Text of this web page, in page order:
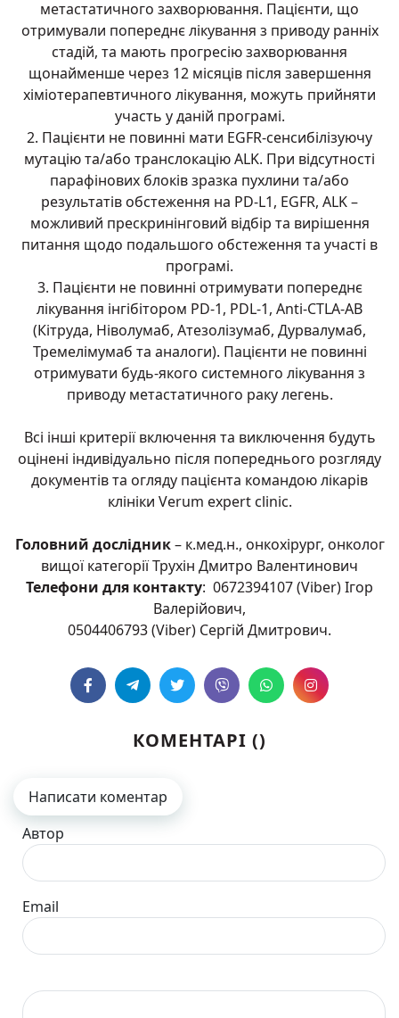
метастатичного захворювання. Пацієнти, що
отримували попереднє лікування з приводу ранніх
стадій, та мають прогресію захворювання
щонайменше через 12 місяців після завершення
хіміотерапевтичного лікування, можуть прийняти
участь у даній програмі.
2. Пацієнти не повинні мати EGFR-сенсибілізуючу
мутацію та/або транслокацію ALK. При відсутності
парафінових блоків зразка пухлини та/або
результатів обстеження на PD-L1, EGFR, ALK –
можливий прескринінговий відбір та вирішення
питання щодо подальшого обстеження та участі в
програмі.
3. Пацієнти не повинні отримувати попереднє
лікування інгібітором PD-1, PDL-1, Anti-CTLA-AB
(Кітруда, Ніволумаб, Атезолізумаб, Дурвалумаб,
Тремелімумаб та аналоги). Пацієнти не повинні
отримувати будь-якого системного лікування з
приводу метастатичного раку легень.
Всі інші критерії включення та виключення будуть
оцінені індивідуально після попереднього розгляду
документів та огляду пацієнта командою лікарів
клініки Verum expert clinic.
Головний дослідник– к.мед.н., онкохірург, онколог
вищої категорії Трухін Дмитро Валентинович
Телефони для контакту: 0672394107 (Viber) Ігор
Валерійович,
0504406793 (Viber) Сергій Дмитрович.
КОМЕНТАРІ ()
Написати коментар
Автор
Email